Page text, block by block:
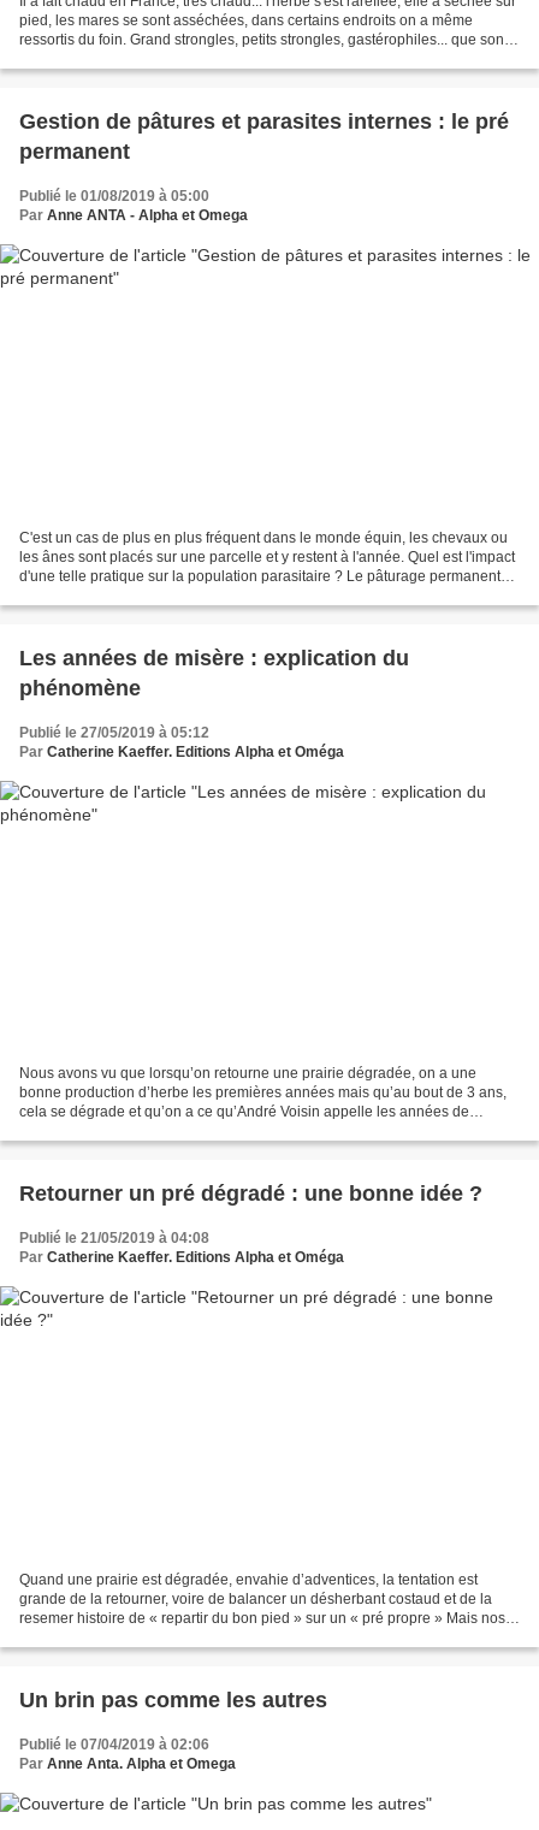
pied, les mares se sont asséchées, dans certains endroits on a même
ressortis du foin. Grand strongles, petits strongles, gastérophiles... que sont-
Gestion de pâtures et parasites internes : le pré
permanent
Publié le 01/08/2019 à 05:00
Par Anne ANTA - Alpha et Omega
C'est un cas de plus en plus fréquent dans le monde équin, les chevaux ou
les ânes sont placés sur une parcelle et y restent à l'année. Quel est l'impact
d'une telle pratique sur la population parasitaire ? Le pâturage permanent
Les années de misère : explication du
phénomène
Publié le 27/05/2019 à 05:12
Par Catherine Kaeffer. Editions Alpha et Oméga
Nous avons vu que lorsqu’on retourne une prairie dégradée, on a une
bonne production d’herbe les premières années mais qu’au bout de 3 ans,
cela se dégrade et qu’on a ce qu’André Voisin appelle les années de
Retourner un pré dégradé : une bonne idée ?
Publié le 21/05/2019 à 04:08
Par Catherine Kaeffer. Editions Alpha et Oméga
Quand une prairie est dégradée, envahie d’adventices, la tentation est
grande de la retourner, voire de balancer un désherbant costaud et de la
resemer histoire de « repartir du bon pied » sur un « pré propre » Mais nos
Un brin pas comme les autres
Publié le 07/04/2019 à 02:06
Par Anne Anta. Alpha et Omega